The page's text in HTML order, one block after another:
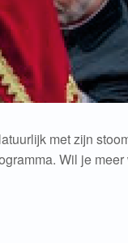
met zijn
Wil je